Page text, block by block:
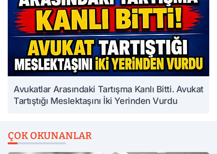
Avukatlar Arasındaki Tartışma Kanlı Bitti. Avukat
Tartıştığı Meslektaşını İki Yerinden Vurdu
ÇOK OKUNANLAR